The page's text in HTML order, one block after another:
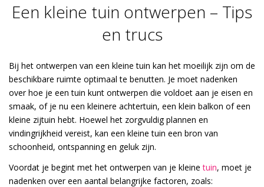
Een kleine tuin ontwerpen – Tips
en trucs
Bij het ontwerpen van een kleine tuin kan het moeilijk zijn om de
beschikbare ruimte optimaal te benutten. Je moet nadenken
over hoe je een tuin kunt ontwerpen die voldoet aan je eisen en
smaak, of je nu een kleinere achtertuin, een klein balkon of een
kleine zijtuin hebt. Hoewel het zorgvuldig plannen en
vindingrijkheid vereist, kan een kleine tuin een bron van
schoonheid, ontspanning en geluk zijn.
Voordat je begint met het ontwerpen van je kleinetuin, moet je
nadenken over een aantal belangrijke factoren, zoals: